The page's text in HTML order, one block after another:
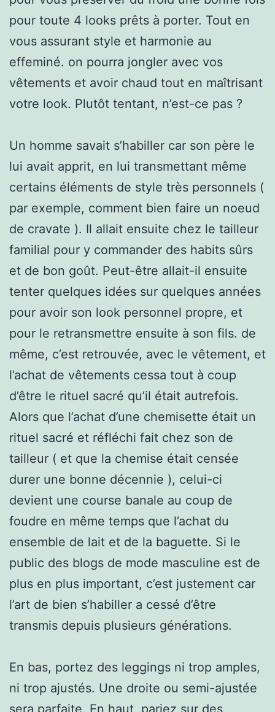
pour toute 4 looks prêts à porter. Tout en
vous assurant style et harmonie au
effeminé. on pourra jongler avec vos
vêtements et avoir chaud tout en maîtrisant
votre look. Plutôt tentant, n’est-ce pas ?
Un homme savait s’habiller car son père le
lui avait apprit, en lui transmettant même
certains éléments de style très personnels (
par exemple, comment bien faire un noeud
de cravate ). Il allait ensuite chez le tailleur
familial pour y commander des habits sûrs
et de bon goût. Peut-être allait-il ensuite
tenter quelques idées sur quelques années
pour avoir son look personnel propre, et
pour le retransmettre ensuite à son fils. de
même, c’est retrouvée, avec le vêtement, et
l’achat de vêtements cessa tout à coup
d’être le rituel sacré qu’il était autrefois.
Alors que l’achat d’une chemisette était un
rituel sacré et réfléchi fait chez son de
tailleur ( et que la chemise était censée
durer une bonne décennie ), celui-ci
devient une course banale au coup de
foudre en même temps que l’achat du
ensemble de lait et de la baguette. Si le
public des blogs de mode masculine est de
plus en plus important, c’est justement car
l’art de bien s’habiller a cessé d’être
transmis depuis plusieurs générations.
En bas, portez des leggings ni trop amples,
ni trop ajustés. Une droite ou semi-ajustée
sera parfaite. En haut, pariez sur des